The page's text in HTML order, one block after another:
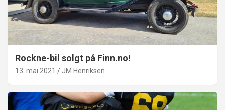
Rockne-bil solgt på Finn.no!
13. mai 2021 JM Henriksen